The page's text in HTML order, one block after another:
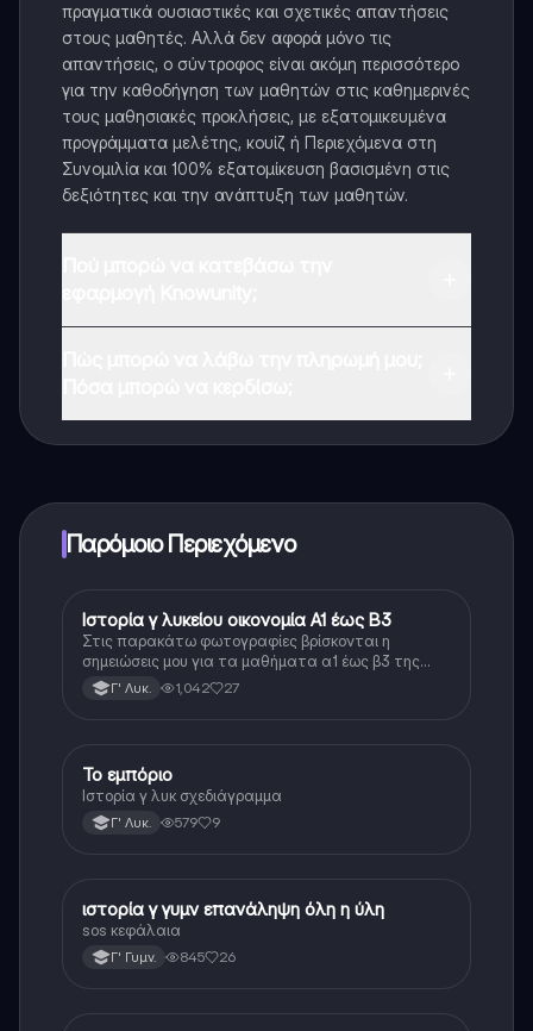
πραγματικά ουσιαστικές και σχετικές απαντήσεις
στους μαθητές. Αλλά δεν αφορά μόνο τις
απαντήσεις, ο σύντροφος είναι ακόμη περισσότερο
για την καθοδήγηση των μαθητών στις καθημερινές
τους μαθησιακές προκλήσεις, με εξατομικευμένα
προγράμματα μελέτης, κουίζ ή Περιεχόμενα στη
Συνομιλία και 100% εξατομίκευση βασισμένη στις
δεξιότητες και την ανάπτυξη των μαθητών.
Παρόμοιο Περιεχόμενο
Ιστορία
Ιστορία γ λυκείου οικονομία Α1 έως Β3
Στις παρακάτω φωτογραφίες βρίσκονται η
σημειώσεις μου για τα μαθήματα α1 έως β3 της
οικονομίας της ιστορίας κατεύθυνσης γ λυκείου οι
σημειώσεις αυτές είναι βασισμένες στον τρόπο που
Γ' Λυκ. 1,042 27
Ιστορία
Το εμπόριο
Ιστορία γ λυκ σχεδιάγραμμα
Γ' Λυκ. 579 9
Ιστορία
ιστορία γ γυμν επανάληψη όλη η ύλη
sos κεφάλαια
Γ' Γυμν. 845 26